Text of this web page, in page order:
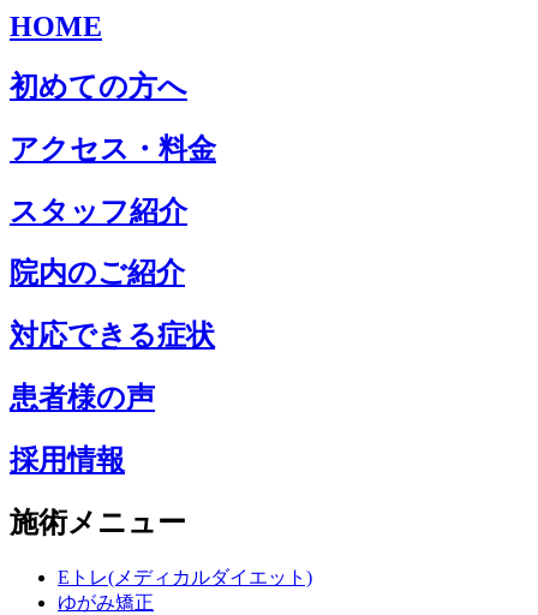
HOME
初めての方へ
アクセス・料金
スタッフ紹介
院内のご紹介
対応できる症状
患者様の声
採用情報
施術メニュー
Eトレ(メディカルダイエット)
ゆがみ矯正